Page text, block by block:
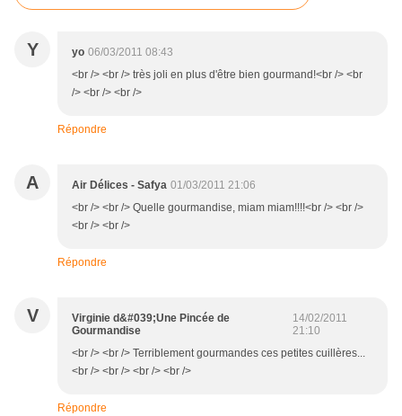
Y yo 06/03/2011 08:43
<br /> <br /> très joli en plus d'être bien gourmand!<br /> <br
/> <br /> <br />
Répondre
A Air Délices - Safya 01/03/2011 21:06
<br /> <br /> Quelle gourmandise, miam miam!!!!<br /> <br />
<br /> <br />
Répondre
V
Virginie d&#039;Une Pincée de
Gourmandise
14/02/2011
21:10
<br /> <br /> Terriblement gourmandes ces petites cuillères...
<br /> <br /> <br /> <br />
Répondre